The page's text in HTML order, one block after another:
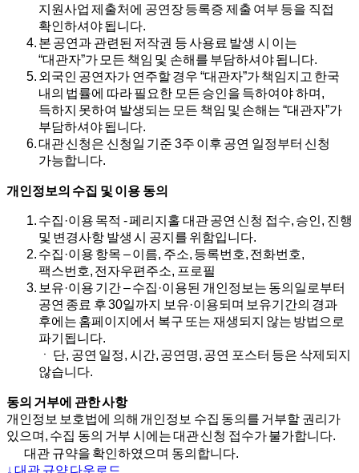
지원사업 제출처에 공연장 등록증 제출 여부 등을 직접
확인하셔야 됩니다.
본 공연과 관련된 저작권 등 사용료 발생 시 이는
“대관자”가 모든 책임 및 손해를 부담하셔야 됩니다.
외국인 공연자가 연주할 경우 “대관자”가 책임지고 한국
내의 법률에 따라 필요한 모든 승인을 득하여야 하며,
득하지 못하여 발생되는 모든 책임 및 손해는 “대관자”가
부담하셔야 됩니다.
대관 신청은 신청일 기준 3주 이후 공연 일정부터 신청
가능합니다.
개인정보의 수집 및 이용 동의
수집·이용 목적 - 페리지홀 대관 공연 신청 접수, 승인, 진행
및 변경사항 발생 시 공지를 위함입니다.
수집·이용 항목 – 이름, 주소, 등록번호, 전화번호,
팩스번호, 전자우편주소, 프로필
보유·이용 기간 – 수집·이용된 개인정보는 동의일로부터
공연 종료 후 30일까지 보유·이용되며 보유기간의 경과
후에는 홈페이지에서 복구 또는 재생되지 않는 방법으로
파기됩니다.
ㆍ 단, 공연 일정, 시간, 공연명, 공연 포스터 등은 삭제되지
않습니다.
동의 거부에 관한 사항
개인정보 보호법에 의해 개인정보 수집 동의를 거부할 권리가
있으며, 수집 동의 거부 시에는 대관 신청 접수가 불가합니다.
대관 규약을 확인하였으며 동의합니다.
↓ 대관 규약 다운로드